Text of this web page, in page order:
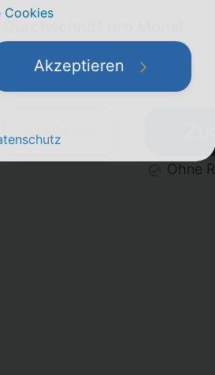
Alle Details
Ohne
Cookies
Akzeptieren